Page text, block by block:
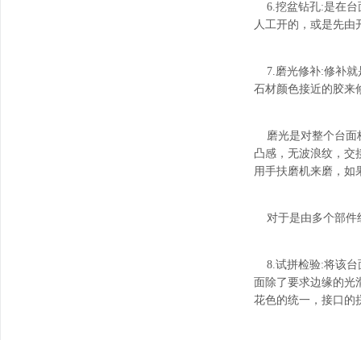
6.挖盆钻孔:是在台
人工开的，或是先由
7.磨光修补:修补就
石材颜色接近的胶来
磨光是对整个台面
凸感，无波浪纹，交
用手扶磨机来磨，如
对于是由多个部件
8.试拼检验:将该台
面除了要求边缘的光
花色的统一，接口的